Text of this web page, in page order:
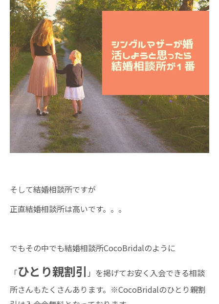
そして結婚相談所ですが
正直結婚相談所は高いです。。。
でもその中でも結婚相談所CocoBridalのように
「ひとり親割引 」を掲げてお安く入会できる相談
所さんもたくさんあります。※CocoBridalのひとり親割